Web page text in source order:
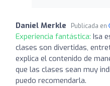
Daniel Merkle Publicada en
Experiencia fantástica: Isa
clases son divertidas,
explica el contenido de
que las clases sean muy
puedo recomendarla.